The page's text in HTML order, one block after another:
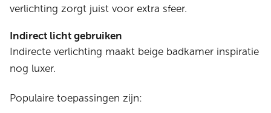
verlichting zorgt juist voor extra sfeer.
Indirect licht gebruiken
Indirecte verlichting maakt beige badkamer inspiratie
nog luxer.
Populaire toepassingen zijn: